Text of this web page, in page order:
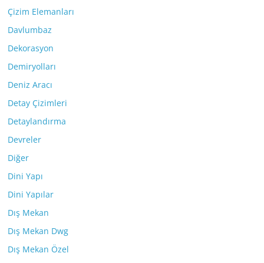
Çizim Elemanları
Davlumbaz
Dekorasyon
Demiryolları
Deniz Aracı
Detay Çizimleri
Detaylandırma
Devreler
Diğer
Dini Yapı
Dini Yapılar
Dış Mekan
Dış Mekan Dwg
Dış Mekan Özel